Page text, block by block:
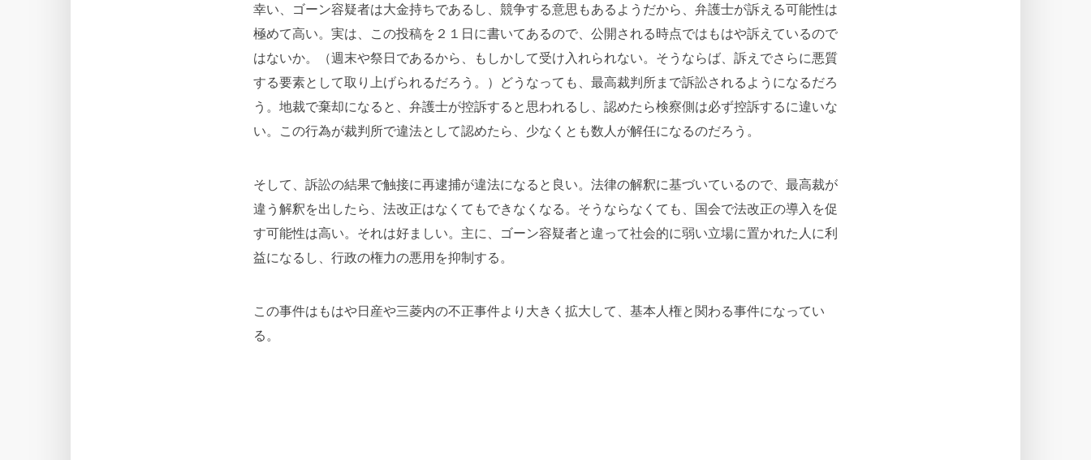
幸い、ゴーン容疑者は大金持ちであるし、競争する意思もあるようだから、弁護士が訴える可能性は
極めて高い。実は、この投稿を２１日に書いてあるので、公開される時点ではもはや訴えているので
はないか。（週末や祭日であるから、もしかして受け入れられない。そうならば、訴えでさらに悪質
する要素として取り上げられるだろう。）どうなっても、最高裁判所まで訴訟されるようになるだろ
う。地裁で棄却になると、弁護士が控訴すると思われるし、認めたら検察側は必ず控訴するに違いな
い。この行為が裁判所で違法として認めたら、少なくとも数人が解任になるのだろう。
そして、訴訟の結果で触接に再逮捕が違法になると良い。法律の解釈に基づいているので、最高裁が
違う解釈を出したら、法改正はなくてもできなくなる。そうならなくても、国会で法改正の導入を促
す可能性は高い。それは好ましい。主に、ゴーン容疑者と違って社会的に弱い立場に置かれた人に利
益になるし、行政の権力の悪用を抑制する。
この事件はもはや日産や三菱内の不正事件より大きく拡大して、基本人権と関わる事件になってい
る。